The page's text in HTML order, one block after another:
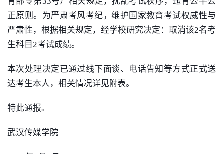
正原则。为严肃考风考纪，维护国家教育考试权威性与
严肃性，根据相关规定，经学校研究决定：取消该2名考
生科目2考试成绩。
本次处理决定已通过线下面谈、电话告知等方式正式送
达考生本人，相关情况详见附表。
特此通报。
武汉传媒学院